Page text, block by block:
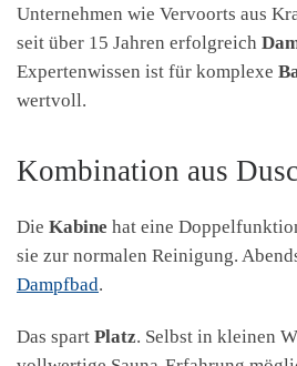
Unternehmen wie Vervoorts aus
seit über 15 Jahren erfolgreich
Expertenwissen ist für komplexe
wertvoll.
Kombination aus
Die Kabine hat eine
sie zur normalen Reinigung.
Dampfbad.
Das spart Platz. Selbst in kleinen